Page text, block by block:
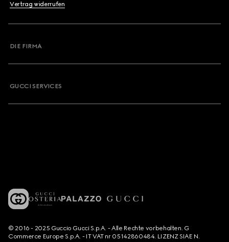
Vertrag widerrufen
DIE FIRMA
GUCCI SERVICES
© 2016 - 2025 Guccio Gucci S.p.A. - Alle Rechte vorbehalten. G
Commerce Europe S.p.A. - IT VAT nr 05142860484. LIZENZ SIAE N.